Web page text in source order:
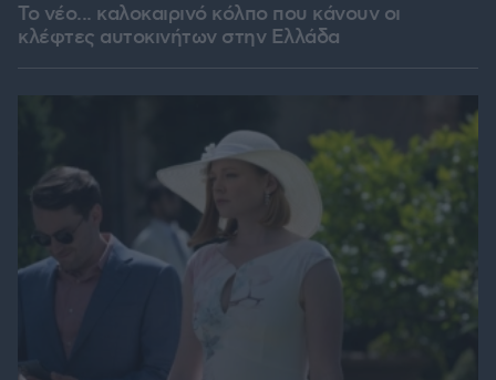
Το νέο... καλοκαιρινό κόλπο που κάνουν οι
κλέφτες αυτοκινήτων στην Ελλάδα